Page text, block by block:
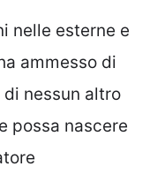
nelle esterne e
ammesso di
nessun altro
possa nascere